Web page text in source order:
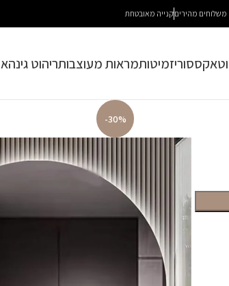
משלוחים מהיריםקנייה מאובטחת
אקססוריזמיטותמראות מעוצבותריהוט גינה
-30%